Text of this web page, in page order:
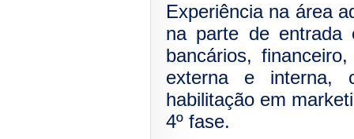
Experiência na área
na parte de entrada
bancários,
externa e interna,
habilitação em
4º fase.